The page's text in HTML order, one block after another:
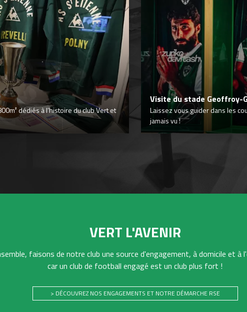
dédiés à l’histoire du club Vert et
Visite du stade Geoffroy-
Laissez vous guider dans les
jamais vu !
VERT L'AVENIR
faisons de notre club une source d'engagement, à domicile et à
car un club de football engagé est un club plus fort !
> DÉCOUVREZ NOS ENGAGEMENTS ET NOTRE DÉMARCHE RSE